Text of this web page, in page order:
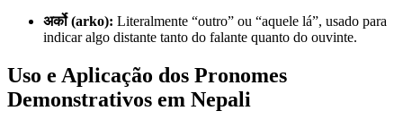
अर्को (arko): Literalmente “outro” ou “aquele lá”, usado para
indicar algo distante tanto do falante quanto do ouvinte.
Uso e Aplicação dos Pronomes
Demonstrativos em Nepali